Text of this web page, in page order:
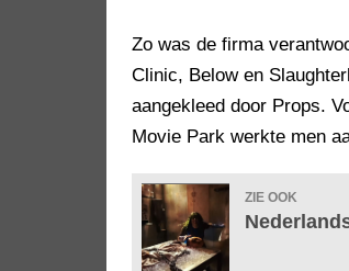
Zo was de firma
Clinic, Below en
aangekleed door Props.
Movie Park werkte men
ZIE OOK